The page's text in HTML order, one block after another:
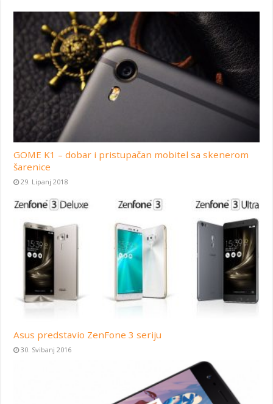
GOME K1 – dobar i pristupačan mobitel sa skenerom
šarenice
29. Lipanj 2018
Asus predstavio ZenFone 3 seriju
30. Svibanj 2016